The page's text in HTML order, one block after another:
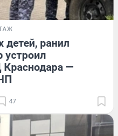
детей, ранил
устроил
—
47